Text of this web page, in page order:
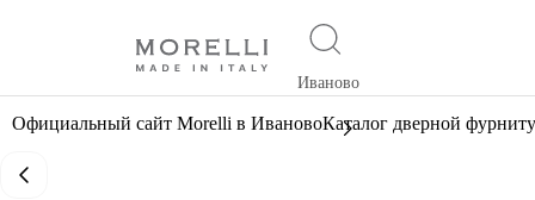
Иваново
Официальный сайт Morelli в ИвановоКаталог дверной